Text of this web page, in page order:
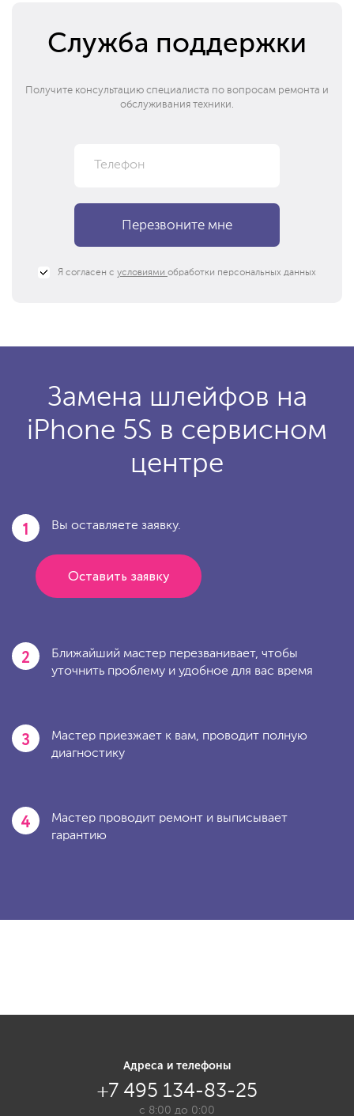
Служба поддержки
Получите консультацию специалиста по вопросам ремонта и
обслуживания техники.
Я согласен с условиями обработки персональных данных
Замена шлейфов на
iPhone 5S в сервисном
центре
1 Вы оставляете заявку.
Оставить заявку
2
Ближайший мастер перезванивает, чтобы
уточнить проблему и удобное для вас время
3
Мастер приезжает к вам, проводит полную
диагностику
4
Мастер проводит ремонт и выписывает
гарантию
Адреса и телефоны
+7 495 134-83-25
с 8:00 до 0:00